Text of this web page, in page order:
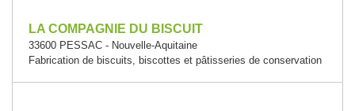
LA COMPAGNIE DU BISCUIT
33600 PESSAC - Nouvelle-Aquitaine
Fabrication de biscuits, biscottes et pâtisseries de conservation